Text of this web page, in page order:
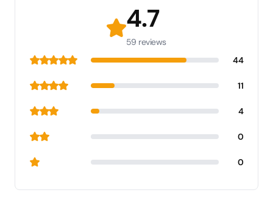
4.7
59 reviews
44
11
4
0
0